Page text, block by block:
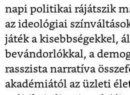
napi politikai rájátszik
az ideológiai
játék a kisebbségekkel,
bevándorlókkal, a
rasszista narratíva
akadémiától az üzleti